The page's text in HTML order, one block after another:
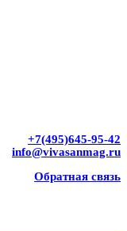
+7(495)645-95-42
info@vivasanmag.ru
Обратная связь